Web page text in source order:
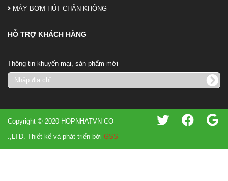
MÁY BƠM HÚT CHÂN KHÔNG
HỖ TRỢ KHÁCH HÀNG
Thông tin khuyến mại, sản phẩm mới
Copyright © 2020 HOPNHATVN CO
.,LTD. Thiết kế và phát triển bởi GSS